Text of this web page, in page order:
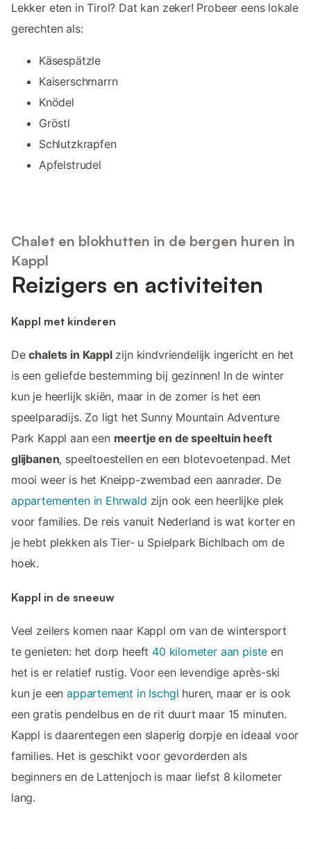
Lekker eten in Tirol? Dat kan zeker! Probeer eens lokale
gerechten als:
Käsespätzle
Kaiserschmarrn
Knödel
Gröstl
Schlutzkrapfen
Apfelstrudel
Chalet en blokhutten in de bergen huren in
Kappl
Reizigers en activiteiten
Kappl met kinderen
Dechalets in Kapplzijn kindvriendelijk ingericht en het
is een geliefde bestemming bij gezinnen! In de winter
kun je heerlijk skiën, maar in de zomer is het een
speelparadijs. Zo ligt het Sunny Mountain Adventure
Park Kappl aan een meertje en de speeltuin heeft
glijbanen, speeltoestellen en een blotevoetenpad. Met
mooi weer is het Kneipp-zwembad een aanrader. De
appartementen in Ehrwald zijn ook een heerlijke plek
voor families. De reis vanuit Nederland is wat korter en
je hebt plekken als Tier- u Spielpark Bichlbach om de
hoek.
Kappl in de sneeuw
Veel zeilers komen naar Kappl om van de wintersport
te genieten: het dorp heeft 40 kilometer aan piste en
het is er relatief rustig. Voor een levendige après-ski
kun je eenappartement in Ischgl huren, maar er is ook
een gratis pendelbus en de rit duurt maar 15 minuten.
Kappl is daarentegen een slaperig dorpje en ideaal voor
families. Het is geschikt voor gevorderden als
beginners en de Lattenjoch is maar liefst 8 kilometer
lang.